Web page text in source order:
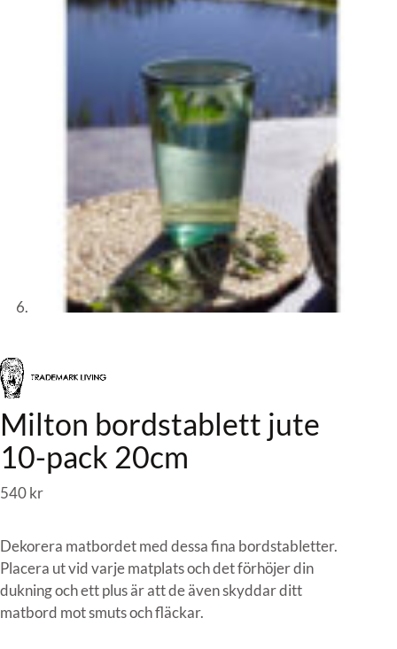
Milton bordstablett jute
10-pack 20cm
540kr
Dekorera matbordet med dessa fina bordstabletter.
Placera ut vid varje matplats och det förhöjer din
dukning och ett plus är att de även skyddar ditt
matbord mot smuts och fläckar.